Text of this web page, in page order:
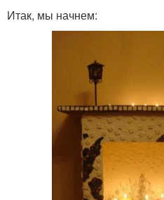
Итак, мы начнем: